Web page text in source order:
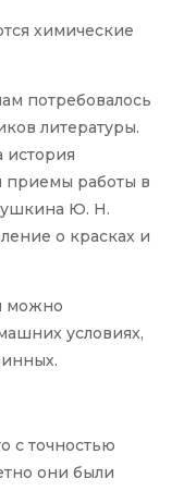
химические
потребовалось
литературы.
история
приемы работы в
Ю. Н.
о красках и
можно
условиях,
с точностью
они были